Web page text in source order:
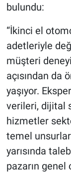
bulundu:
“İkinci el
adetleriyle
müşteri
açısından da
yaşıyor.
verileri, dijital
hizmetler
temel unsurlar
yarısında
pazarın